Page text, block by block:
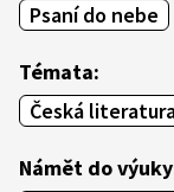
Psaní do nebe
Témata:
Česká
Námět do